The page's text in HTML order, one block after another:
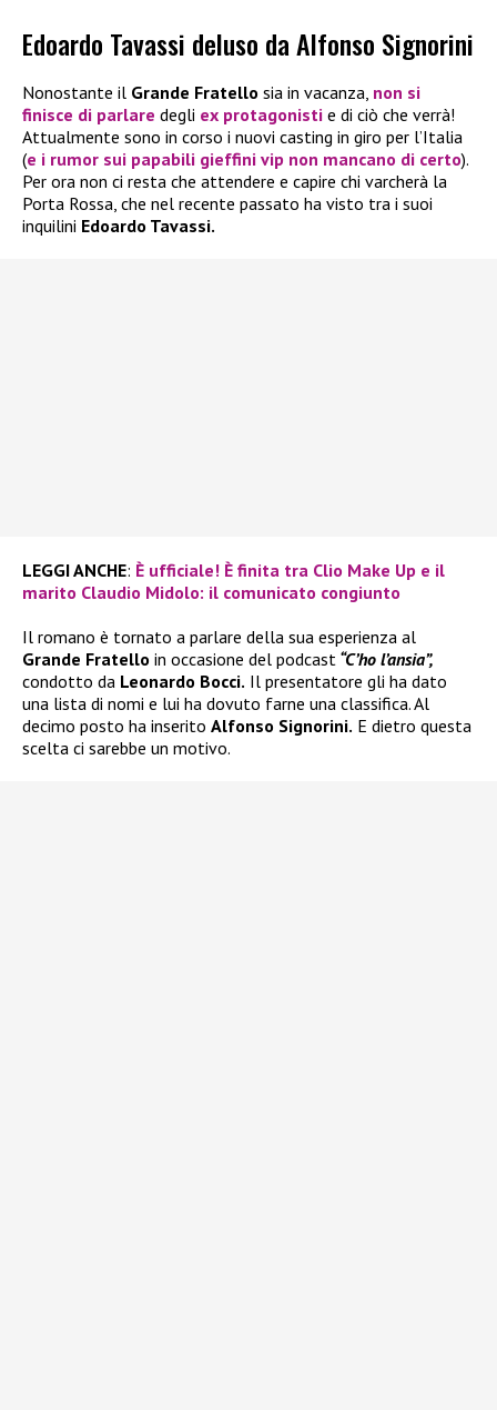
Edoardo Tavassi deluso da Alfonso Signorini
Nonostante il Grande Fratello sia in vacanza, non si
finisce di parlare degli ex protagonisti e di ciò che verrà!
Attualmente sono in corso i nuovi casting in giro per l’Italia
(e i rumor sui papabili gieffini vip non mancano di certo).
Per ora non ci resta che attendere e capire chi varcherà la
Porta Rossa, che nel recente passato ha visto tra i suoi
inquilini Edoardo Tavassi.
LEGGI ANCHE: È ufficiale! È finita tra Clio Make Up e il
marito Claudio Midolo: il comunicato congiunto
Il romano è tornato a parlare della sua esperienza al
Grande Fratello in occasione del podcast “C’ho l’ansia”,
condotto da Leonardo Bocci. Il presentatore gli ha dato
una lista di nomi e lui ha dovuto farne una classifica. Al
decimo posto ha inserito Alfonso Signorini. E dietro questa
scelta ci sarebbe un motivo.